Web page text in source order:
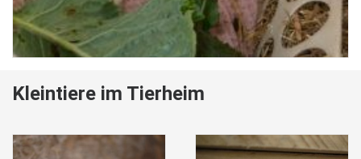
Kleintiere im Tierheim